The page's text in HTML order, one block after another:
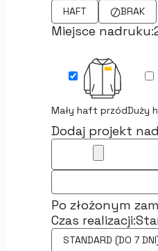
HAFT BRAK
Miejsce nadruku:
Mały haft przódDuży
Dodaj projekt
Po złożonym
Czas realizacji:
STANDARD (DO 7